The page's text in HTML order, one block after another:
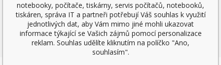
notebooky, počítače, tiskárny, servis počítačů, notebooků,
tiskáren, správa IT a partneři potřebují Váš souhlas k využití
jednotlivých dat, aby Vám mimo jiné mohli ukazovat
informace týkající se Vašich zájmů pomocí personalizace
reklam. Souhlas udělíte kliknutím na políčko "Ano,
souhlasím".